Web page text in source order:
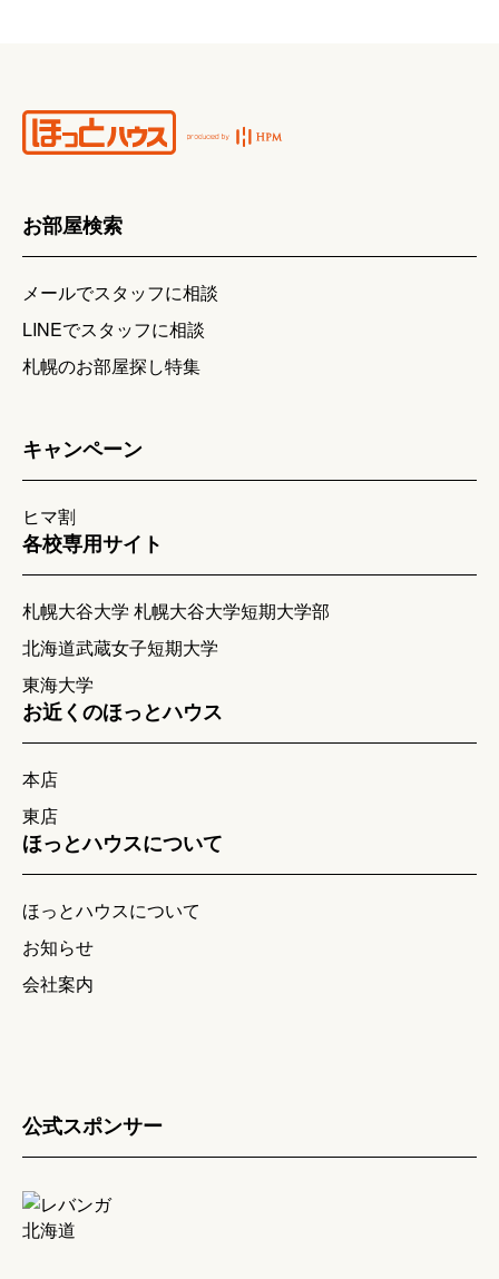
お部屋検索
メールでスタッフに相談
LINEでスタッフに相談
札幌のお部屋探し特集
キャンペーン
ヒマ割
各校専用サイト
札幌大谷大学 札幌大谷大学短期大学部
北海道武蔵女子短期大学
東海大学
お近くのほっとハウス
本店
東店
ほっとハウスについて
ほっとハウスについて
お知らせ
会社案内
公式スポンサー